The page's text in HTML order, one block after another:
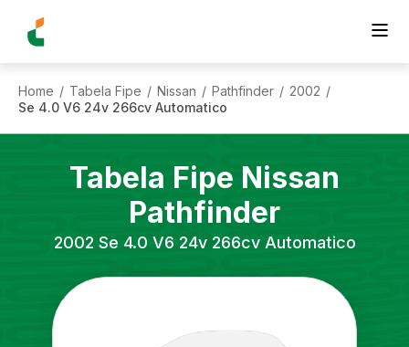
Home / Tabela Fipe / Nissan / Pathfinder / 2002 /
Se 4.0 V6 24v 266cv Automatico
Tabela Fipe Nissan
Pathfinder
2002 Se 4.0 V6 24v 266cv Automatico